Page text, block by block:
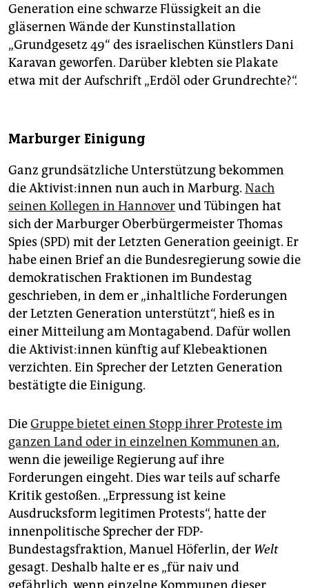
Generation eine schwarze Flüssigkeit an die
gläsernen Wände der Kunstinstallation
„Grundgesetz 49“ des israelischen Künstlers Dani
Karavan geworfen. Darüber klebten sie Plakate
etwa mit der Aufschrift „Erdöl oder Grundrechte?“.
Marburger Einigung
Ganz grundsätzliche Unterstützung bekommen
die Ak­ti­vis­t:in­nen nun auch in Marburg. Nach
seinen Kollegen in Hannoverund Tübingen hat
sich der Marburger Oberbürgermeister Thomas
Spies (SPD) mit der Letzten Generation geeinigt. Er
habe einen Brief an die Bundesregierung sowie die
demokratischen Fraktionen im Bundestag
geschrieben, in dem er „inhaltliche Forderungen
der Letzten Generation unterstützt“, hieß es in
einer Mitteilung am Montagabend. Dafür wollen
die Ak­ti­vis­t:in­nen künftig auf Klebeaktionen
verzichten. Ein Sprecher der Letzten Generation
bestätigte die Einigung.
DieGruppe bietet einen Stopp ihrer Proteste im
ganzen Land oder in einzelnen Kommunen an,
wenn die jeweilige Regierung auf ihre
Forderungen eingeht. Dies war teils auf scharfe
Kritik gestoßen. „Erpressung ist keine
Ausdrucksform legitimen Protests“, hatte der
innenpolitische Sprecher der FDP-
Bundestagsfraktion, Manuel Höferlin, der Welt
gesagt. Deshalb halte er es „für naiv und